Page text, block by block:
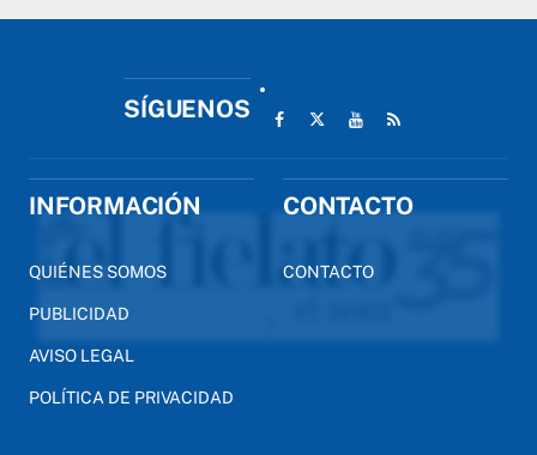
SÍGUENOS
INFORMACIÓN
QUIÉNES SOMOS
PUBLICIDAD
AVISO LEGAL
POLÍTICA DE PRIVACIDAD
CONTACTO
CONTACTO